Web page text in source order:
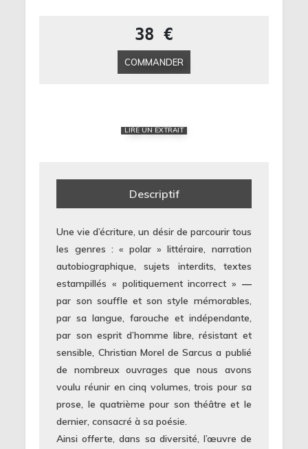
38 €
COMMANDER
LIRE UN EXTRAIT
Descriptif
Une vie d’écriture, un désir de parcourir tous
les genres : « polar » littéraire, narration
autobiographique, sujets interdits, textes
estampillés « politiquement incorrect » ―
par son souffle et son style mémorables,
par sa langue, farouche et indépendante,
par son esprit d’homme libre, résistant et
sensible, Christian Morel de Sarcus a publié
de nombreux ouvrages que nous avons
voulu réunir en cinq volumes, trois pour sa
prose, le quatrième pour son théâtre et le
dernier, consacré à sa poésie.
Ainsi offerte, dans sa diversité, l’œuvre de